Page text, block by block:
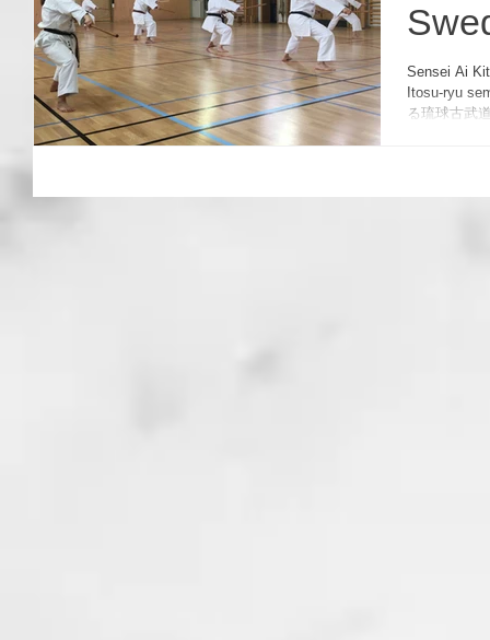
で
か
Sensei Ai
Itosu-ryu
る琉球古武